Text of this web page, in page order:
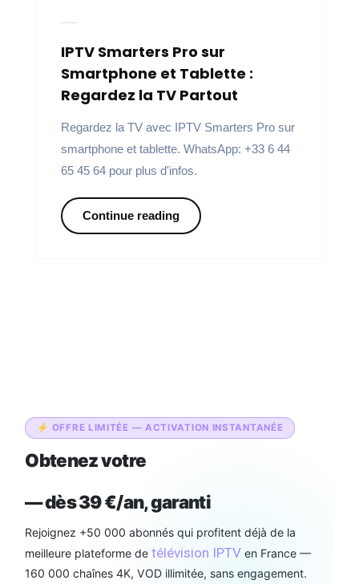
IPTV Smarters Pro sur
Smartphone et Tablette :
Regardez la TV Partout
Regardez la TV avec IPTV Smarters Pro sur
smartphone et tablette. WhatsApp: +33 6 44
65 45 64 pour plus d'infos.
Continue reading
⚡ OFFRE LIMITÉE — ACTIVATION INSTANTANÉE
Obtenez votre
— dès 39 €/an, garanti
Rejoignez +50 000 abonnés qui profitent déjà de la
meilleure plateforme detélévision IPTV en France —
160 000 chaînes 4K, VOD illimitée, sans engagement.